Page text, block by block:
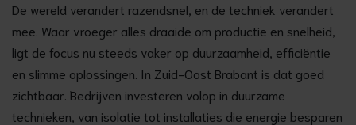
De wereld verandert razendsnel, en de techniek verandert
mee. Waar vroeger alles draaide om productie en snelheid,
ligt de focus nu steeds vaker op duurzaamheid, efficiëntie
en slimme oplossingen. In Zuid-Oost Brabant is dat goed
zichtbaar. Bedrijven investeren volop in duurzame
technieken, van isolatie tot installaties die energie besparen